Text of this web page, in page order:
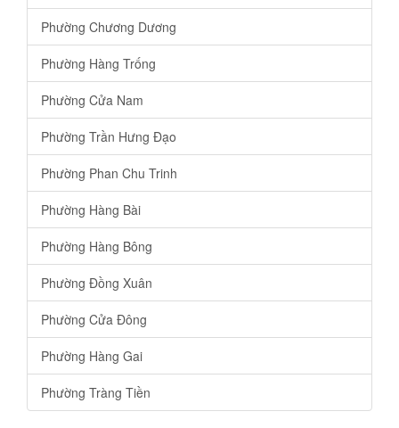
Phường Chương Dương
Phường Hàng Trống
Phường Cửa Nam
Phường Trần Hưng Đạo
Phường Phan Chu Trinh
Phường Hàng Bài
Phường Hàng Bông
Phường Đồng Xuân
Phường Cửa Đông
Phường Hàng Gai
Phường Tràng Tiền